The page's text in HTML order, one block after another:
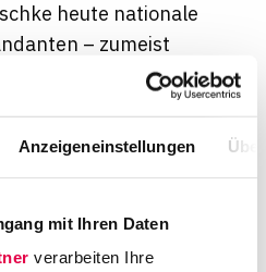
Anzeigeneinstellungen
mit Ihren Daten
verarbeiten Ihre
heute nationale
– zumeist
Dabei geht es etwa
von Sachverhalten,
Vorwürfe.
ist Dr. Rolf